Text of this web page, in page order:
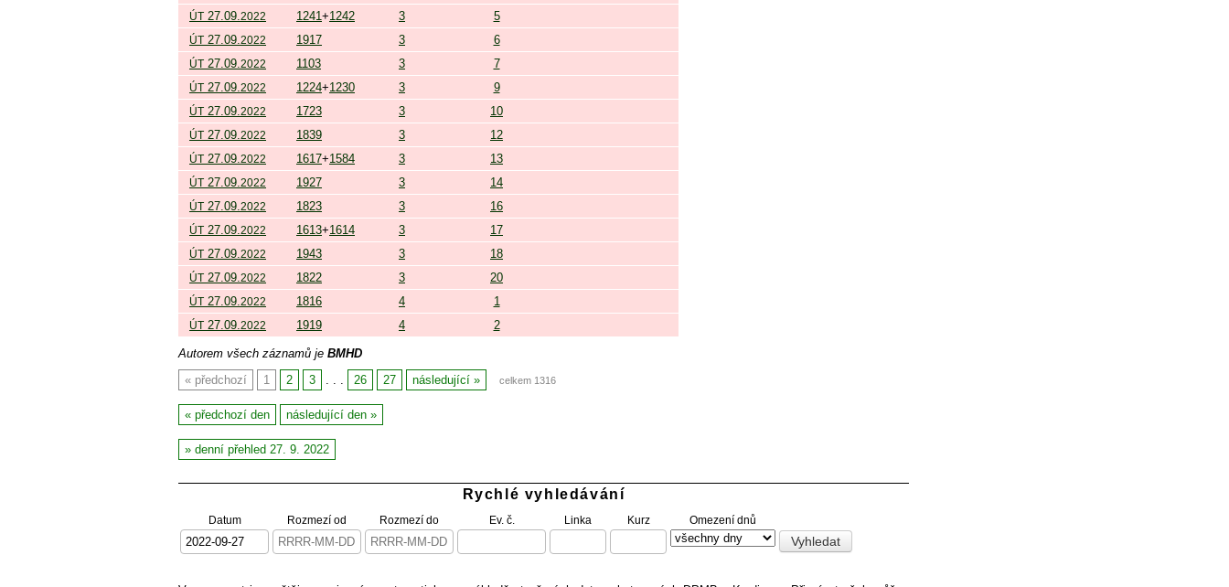
ÚT 27.09.2022 1241+1242 3 5
ÚT 27.09.2022 1917 3 6
ÚT 27.09.2022 1103 3 7
ÚT 27.09.2022 1224+1230 3 9
ÚT 27.09.2022 1723 3 10
ÚT 27.09.2022 1839 3 12
ÚT 27.09.2022 1617+1584 3 13
ÚT 27.09.2022 1927 3 14
ÚT 27.09.2022 1823 3 16
ÚT 27.09.2022 1613+1614 3 17
ÚT 27.09.2022 1943 3 18
ÚT 27.09.2022 1822 3 20
ÚT 27.09.2022 1816 4 1
ÚT 27.09.2022 1919 4 2
Autorem všech záznamů je BMHD
předchozí
1 2 3 . . . 26 27 následující celkem 1316
předchozí den následující den
denní přehled 27. 9. 2022
Rychlé vyhledávání
Datum Rozmezí od Rozmezí do Ev. č. Linka Kurz Omezení dnů